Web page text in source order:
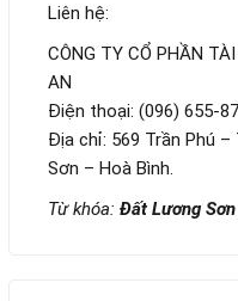
Liên hệ:
CÔNG TY CỔ PHẦN
AN
Điện thoại: (096) 655-
Địa chỉ: 569 Trần Phú
Sơn – Hoà Bình.
Từ khóa: Đất Lương Sơn